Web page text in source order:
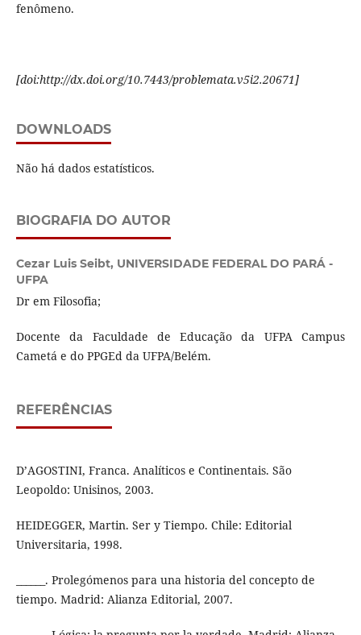
fenômeno.
[doi:http://dx.doi.org/10.7443/problemata.v5i2.20671]
DOWNLOADS
Não há dados estatísticos.
BIOGRAFIA DO AUTOR
Cezar Luis Seibt, UNIVERSIDADE FEDERAL DO PARÁ -
UFPA
Dr em Filosofia;
Docente da Faculdade de Educação da UFPA Campus
Cametá e do PPGEd da UFPA/Belém.
REFERÊNCIAS
D’AGOSTINI, Franca. Analíticos e Continentais. São
Leopoldo: Unisinos, 2003.
HEIDEGGER, Martin. Ser y Tiempo. Chile: Editorial
Universitaria, 1998.
______. Prolegómenos para una historia del concepto de
tiempo. Madrid: Alianza Editorial, 2007.